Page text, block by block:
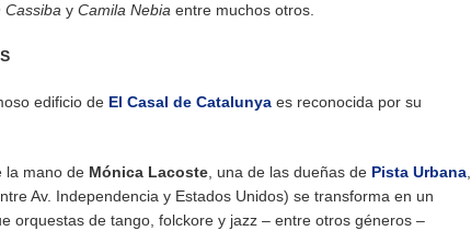
Cassiba y Camila Nebia entre muchos otros.
edificio de El Casal de Catalunya es reconocida por su
la mano de Mónica Lacoste, una de las dueñas de Pista Urbana,
Av. Independencia y Estados Unidos) se transforma en un
orquestas de tango, folckore y jazz – entre otros géneros –